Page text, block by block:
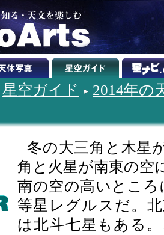
星空ガイド
2014年の
冬の大三角と木星
角と火星が南東の空
南の空の高いとこ
等星レグルスだ。
は北斗七星もある